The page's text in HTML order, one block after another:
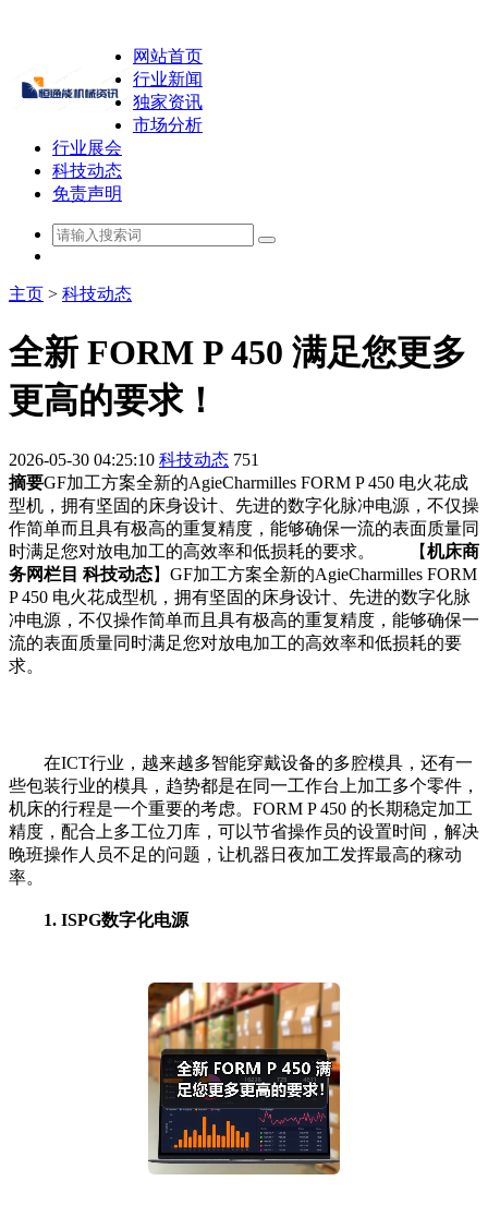
网站首页
行业新闻
独家资讯
市场分析
行业展会
科技动态
免责声明
主页 > 科技动态
全新 FORM P 450 满足您更多
更高的要求！
2026-05-30 04:25:10 科技动态 751
摘要GF加工方案全新的AgieCharmilles FORM P 450 电火花成
型机，拥有坚固的床身设计、先进的数字化脉冲电源，不仅操
作简单而且具有极高的重复精度，能够确保一流的表面质量同
时满足您对放电加工的高效率和低损耗的要求。 【机床商
务网栏目 科技动态】GF加工方案全新的AgieCharmilles FORM
P 450 电火花成型机，拥有坚固的床身设计、先进的数字化脉
冲电源，不仅操作简单而且具有极高的重复精度，能够确保一
流的表面质量同时满足您对放电加工的高效率和低损耗的要
求。
在ICT行业，越来越多智能穿戴设备的多腔模具，还有一
些包装行业的模具，趋势都是在同一工作台上加工多个零件，
机床的行程是一个重要的考虑。FORM P 450 的长期稳定加工
精度，配合上多工位刀库，可以节省操作员的设置时间，解决
晚班操作人员不足的问题，让机器日夜加工发挥最高的稼动
率。
1. ISPG数字化电源